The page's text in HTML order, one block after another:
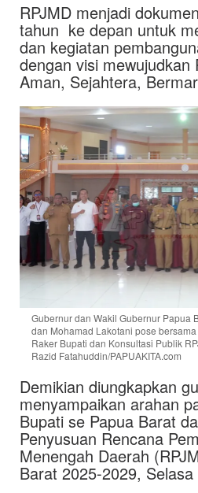
RPJMD menjadi
tahun ke depan untuk
dan kegiatan
dengan visi mewujudkan
Aman, Sejahtera,
Gubernur dan Wakil Gubernur Papua
dan Mohamad Lakotani pose
Raker Bupati dan Konsultasi Publik
Razid Fatahuddin/PAPUAKITA.com
Demikian diungkapkan
menyampaikan arahan
Bupati se Papua Barat
Penyusuan Rencana
Menengah Daerah
Barat 2025-2029,